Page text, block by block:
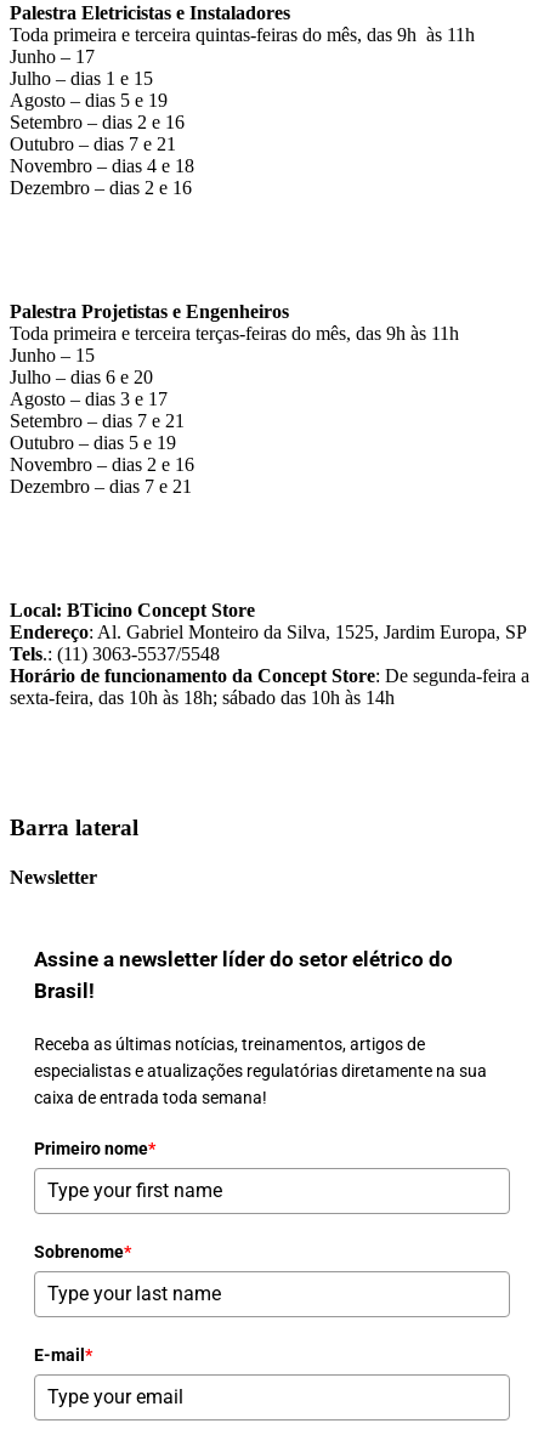
Palestra Eletricistas e Instaladores
Toda primeira e terceira quintas-feiras do mês, das 9h às 11h
Junho – 17
Julho – dias 1 e 15
Agosto – dias 5 e 19
Setembro – dias 2 e 16
Outubro – dias 7 e 21
Novembro – dias 4 e 18
Dezembro – dias 2 e 16
Palestra Projetistas e Engenheiros
Toda primeira e terceira terças-feiras do mês, das 9h às 11h
Junho – 15
Julho – dias 6 e 20
Agosto – dias 3 e 17
Setembro – dias 7 e 21
Outubro – dias 5 e 19
Novembro – dias 2 e 16
Dezembro – dias 7 e 21
Local: BTicino Concept Store
Endereço: Al. Gabriel Monteiro da Silva, 1525, Jardim Europa, SP
Tels.: (11) 3063-5537/5548
Horário de funcionamento da Concept Store: De segunda-feira a
sexta-feira, das 10h às 18h; sábado das 10h às 14h
Barra lateral
Newsletter
Assine a newsletter líder do setor elétrico do
Brasil!
Receba as últimas notícias, treinamentos, artigos de
especialistas e atualizações regulatórias diretamente na sua
caixa de entrada toda semana!
Primeiro nome*
Sobrenome*
E-mail *